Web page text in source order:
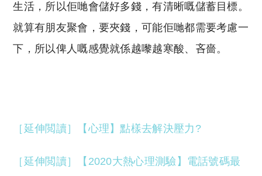
生活，所以佢哋會儲好多錢，有清晰嘅儲蓄目標。
就算有朋友聚會，要夾錢，可能佢哋都需要考慮一
下，所以俾人嘅感覺就係越嚟越寒酸、吝嗇。
［延伸閲讀］【心理】點樣去解決壓力?
［延伸閲讀］【2020大熱心理測驗】電話號碼最